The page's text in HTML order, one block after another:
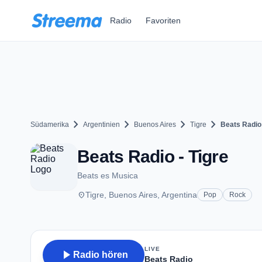
Radio Favoriten
Südamerika chevron_right Argentinien chevron_right Buenos Aires chevron_right Tigre chevron_right Beats Radio
Beats Radio - Tigre
Beats es Musica
placeTigre, Buenos Aires, Argentina Pop Rock
play_arrow Radio hören
LIVE
Beats Radio